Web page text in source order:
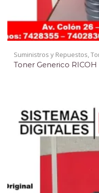
Suministros y Repuestos,
Toner Generico